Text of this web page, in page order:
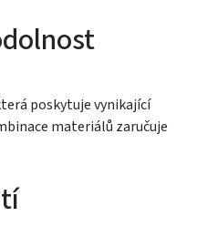
poskytuje vynikající
materiálů zaručuje